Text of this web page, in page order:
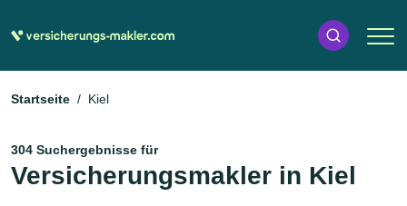
Startseite Kiel
304 Suchergebnisse für
Versicherungsmakler in Kiel